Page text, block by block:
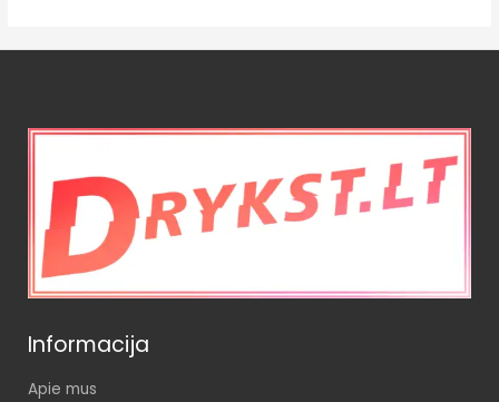
Informacija
Apie mus